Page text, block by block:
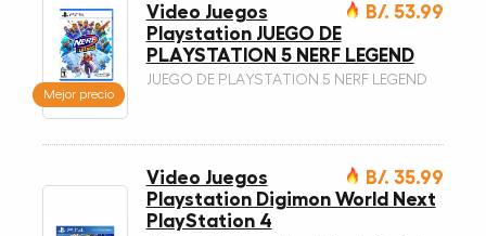
Mejor precio
B/. 53.99
Video Juegos
Playstation JUEGO DE
PLAYSTATION 5 NERF LEGEND
JUEGO DE PLAYSTATION 5 NERF LEGEND
B/. 35.99
Video Juegos
Playstation Digimon World Next
PlayStation 4